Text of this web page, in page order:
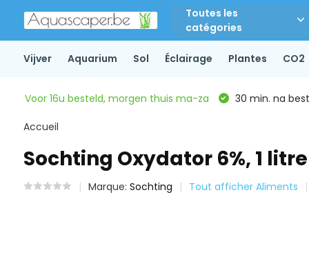
Toutes les
catégories
Vijver Aquarium Sol Éclairage Plantes CO2
Voor 16u besteld, morgen thuis ma-za 30 min. na
Accueil
Sochting Oxydator 6%, 1
Marque: Sochting Tout afficher Aliments